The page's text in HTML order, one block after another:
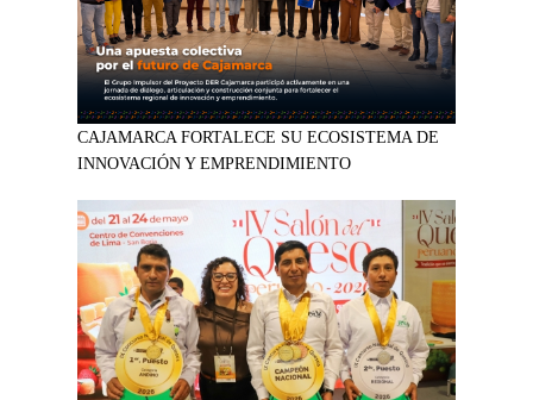
CAJAMARCA FORTALECE SU ECOSISTEMA DE
INNOVACIÓN Y EMPRENDIMIENTO